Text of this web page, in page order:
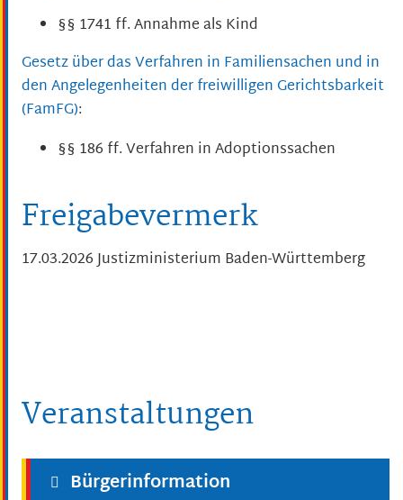
§§ 1741 ff. Annahme als Kind
Gesetz über das Verfahren in Familiensachen und in
den Angelegenheiten der freiwilligen Gerichtsbarkeit
(FamFG):
§§ 186 ff. Verfahren in Adoptionssachen
Freigabevermerk
17.03.2026 Justizministerium Baden-Württemberg
Veranstaltungen
Bürgerinformation